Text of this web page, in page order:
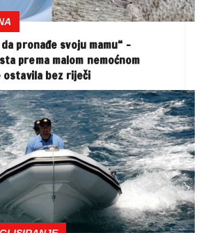
da pronađe svoju mamu“ –
prema malom nemoćnom
ostavila bez riječi